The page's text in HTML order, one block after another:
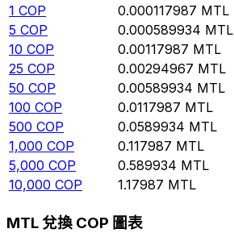
1 COP 0.000117987 MTL
5 COP 0.000589934 MTL
10 COP 0.00117987 MTL
25 COP 0.00294967 MTL
50 COP 0.00589934 MTL
100 COP 0.0117987 MTL
500 COP 0.0589934 MTL
1,000 COP 0.117987 MTL
5,000 COP 0.589934 MTL
10,000 COP 1.17987 MTL
MTL 兌換 COP 圖表